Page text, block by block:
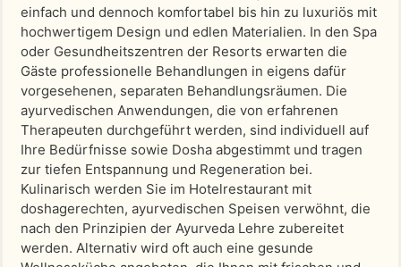
einfach und dennoch komfortabel bis hin zu luxuriös mit
hochwertigem Design und edlen Materialien. In den Spa
oder Gesundheitszentren der Resorts erwarten die
Gäste professionelle Behandlungen in eigens dafür
vorgesehenen, separaten Behandlungsräumen. Die
ayurvedischen Anwendungen, die von erfahrenen
Therapeuten durchgeführt werden, sind individuell auf
Ihre Bedürfnisse sowie Dosha abgestimmt und tragen
zur tiefen Entspannung und Regeneration bei.
Kulinarisch werden Sie im Hotelrestaurant mit
doshagerechten, ayurvedischen Speisen verwöhnt, die
nach den Prinzipien der Ayurveda Lehre zubereitet
werden. Alternativ wird oft auch eine gesunde